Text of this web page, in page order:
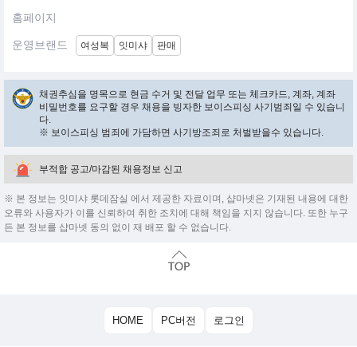
홈페이지
운영브랜드 여성복 잇미샤 판매
채권추심을 명목으로 현금 수거 및 전달 업무 또는 체크카드, 계좌, 계좌
비밀번호를 요구할 경우 채용을 빙자한 보이스피싱 사기범죄일 수 있습니
다.
※ 보이스피싱 범죄에 가담하면 사기방조죄로 처벌받을수 있습니다.
부적합 공고/마감된 채용정보 신고
※ 본 정보는 잇미샤 롯데잠실 에서 제공한 자료이며, 샵마넷은 기재된 내용에 대한
오류와 사용자가 이를 신뢰하여 취한 조치에 대해 책임을 지지 않습니다. 또한 누구
든 본 정보를 샵마넷 동의 없이 재 배포 할 수 없습니다.
HOME PC버전 로그인